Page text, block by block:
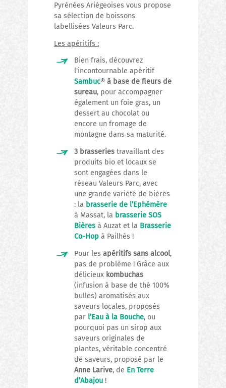
Pyrénées Ariégeoises vous propose
sa sélection de boissons
labellisées Valeurs Parc.
Les apéritifs :
Bien frais, découvrez
l'incontournable apéritif
Sambuc®à base de fleurs de
sureau, pour accompagner
également un foie gras, un
dessert au chocolat ou
encore un fromage de
montagne dans sa maturité.
3 brasseries travaillant des
produits bio et locaux se
sont engagées dans le
réseau Valeurs Parc, avec
une grande variété de bières
: la brasserie de l’Ephémère
à Massat, la brasserie SOS
Bières à Auzat et la Brasserie
Co-Hop à Pailhès !
Pour lesapéritifs sans alcool,
pas de problème ! Grâce aux
délicieux kombuchas
(infusion à base de thé 100%
bulles) aromatisés aux
saveurs locales, proposés
par l’Eau à la Bouche, ou
pourquoi pas un sirop aux
saveurs originales de
plantes, véritable concentré
de saveurs, proposé par le
Anne Larive, de En Terre
d’Abajou !